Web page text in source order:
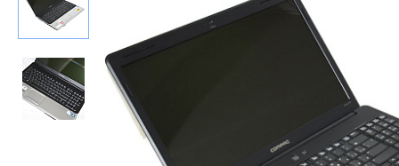
Компьютеры и
комплектующие
Сетевое оборудование
ТВ, Аудио и Видео